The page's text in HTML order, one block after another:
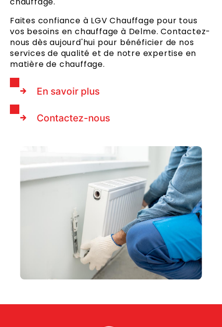
Faites confiance à LGV Chauffage pour tous
vos besoins en chauffage à Delme. Contactez-
nous dès aujourd'hui pour bénéficier de nos
services de qualité et de notre expertise en
matière de chauffage.
En savoir plus
Contactez-nous